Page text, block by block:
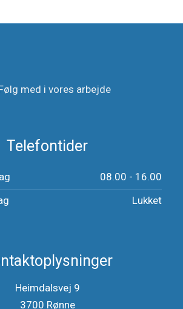
med i vores arbejde
Telefontider
08.00 - 16.00
Lukket
Heimdalsvej 9
3700 Rønne